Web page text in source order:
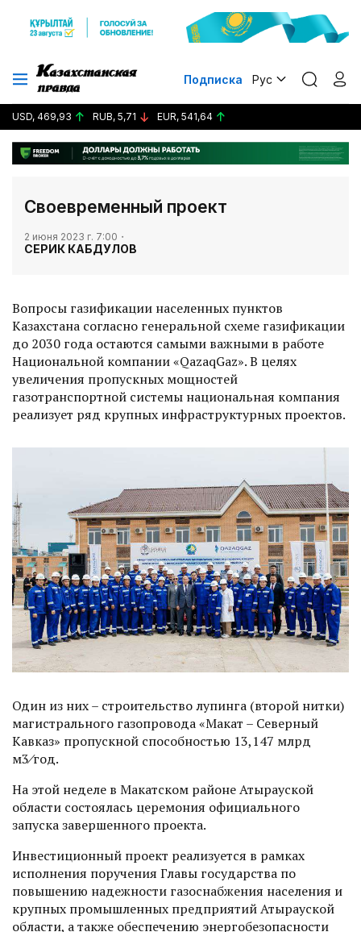
Подписка Рус
USD, 469,93 RUB, 5,71 EUR, 541,64
Своевременный проект
2 июня 2023 г. 7:00
СЕРИК КАБДУЛОВ
Вопросы газификации населенных пунктов
Казахстана согласно генеральной схеме газификации
до 2030 года остаются самыми важными в работе
Национальной компании «QazaqGaz». В целях
увеличения пропускных мощностей
газотранспортной системы национальная компания
реализует ряд крупных инфраструктурных проектов.
Один из них – строительство лупинга (второй нитки)
магистрального газопровода «Макат – Северный
Кавказ» пропускной способностью 13,147 млрд
м3⁄год.
На этой неделе в Макатском районе Атырауской
области состоялась церемония официального
запуска завершенного проекта.
Инвестиционный проект реализуется в рамках
исполнения поручения Главы государства по
повышению надежности газоснабжения населения и
крупных промышленных предприятий Атырауской
области, а также обеспечению энергобезопаснос­ти